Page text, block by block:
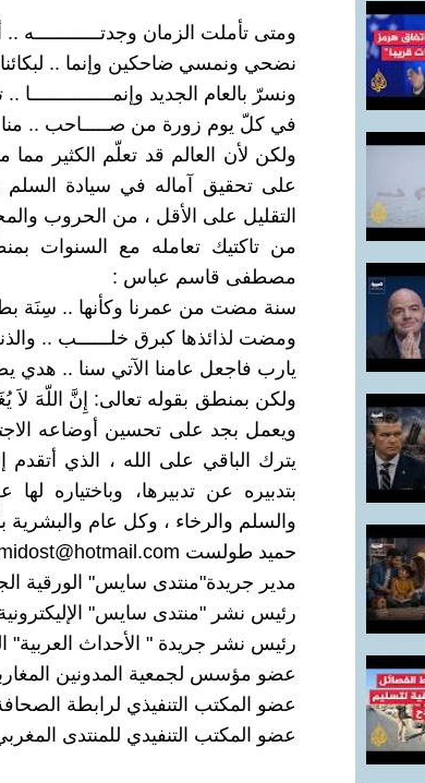
ومتى تأملت الزمان وجدتــــــــــــه ..
نضحي ونمسي ضاحكين وإنما .. لبكائنا
ونسرّ بالعام الجديد
في كلّ يوم زورة من صـــــاحب .. منا
ولكن لأن العالم قد تعلّم الكثير
على تحقيق آماله في سيادة السلم
التقليل على الأقل ، من الحروب
من تاكتيك تعامله مع السنوات
مصطفى قاسم عباس :
سنة مضت من عمرنا وكأنها .. سِنَة
ومضت لذائذها كبرق خلــــــب ..
يارب فاجعل عامنا الآتي سنا .. هدي
ويعمل بجد على تحسين أوضاعه
يترك الباقي على الله ، الذي أتقدم
بتدبيره عن تدبيرها، وباختياره لها
والسلم والرخاء ، وكل عام والبشرية
حميد طولست
مدير جريدة"منتدى سايس" الورقية
رئيس نشر "منتدى سايس"
رئيس نشر جريدة " الأحداث العربية"
عضو مؤسس لجمعية المدونين
عضو المكتب التنفيذي لرابطة الصحافة
عضو المكتب التنفيدي للمنتدى